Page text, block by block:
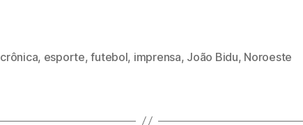
crônica, esporte,futebol, imprensa, João Bidu, Noroeste